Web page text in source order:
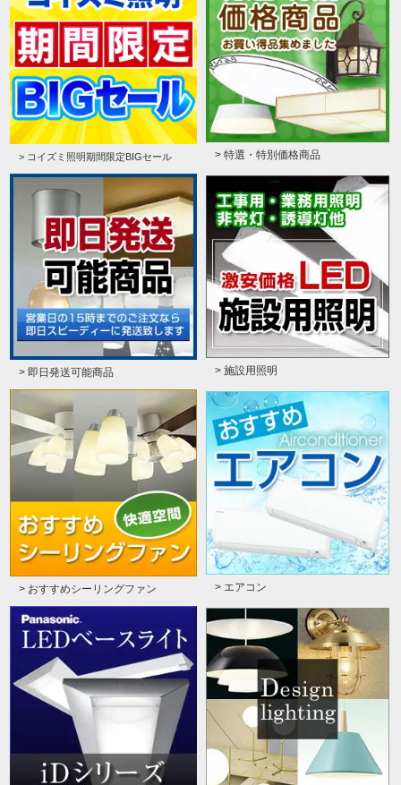
> コイズミ照明期間限定BIGセール > 特選・特別価格商品
> 即日発送可能商品 > 施設用照明
> おすすめシーリングファン > エアコン